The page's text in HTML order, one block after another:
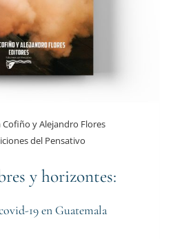
Cofiño y Alejandro Flores
del Pensativo
y horizontes:
19 en Guatemala